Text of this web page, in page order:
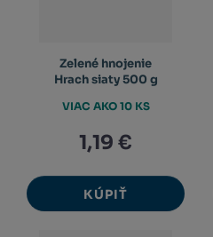
Zelené hnojenie
Hrach siaty 500 g
1,19 €
KÚPIŤ
VIAC AKO 10 KS